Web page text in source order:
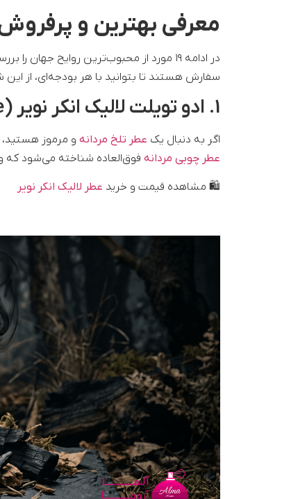
معرفی بهترین و
در ادامه ۱۹ مورد از محبوب‌ترین روایح
سفارش هستند تا بتوانید با هر بودجه‌ای، از این
1. ادو تویلت لالیک انکر نویر (Encre Noire)؛ اصالت و تلخی چوب
اگر به دنبال یک عطر تلخ مردانه و مرموز
عطر چوبی مردانه فوق‌العاده شناخته می‌شود
🛍️ مشاهده قیمت و خرید عطر لالیک انکر نویر